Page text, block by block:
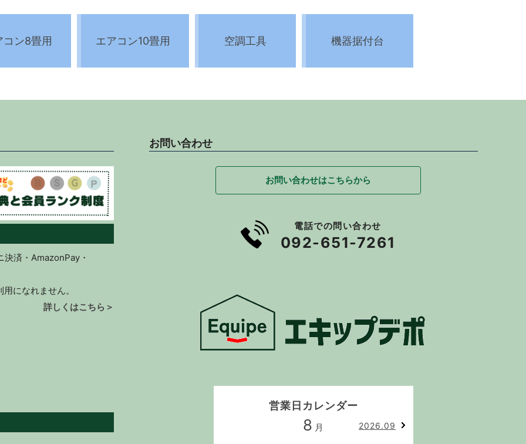
コン8畳用 エアコン10畳用 空調工具 機器据付台
済・AmazonPay・
になれません。
詳しくはこちら＞
お問い合わせ
お問い合わせはこちらから
電話での問い合わせ
092-651-7261
営業日カレンダー
8 月 2026.09